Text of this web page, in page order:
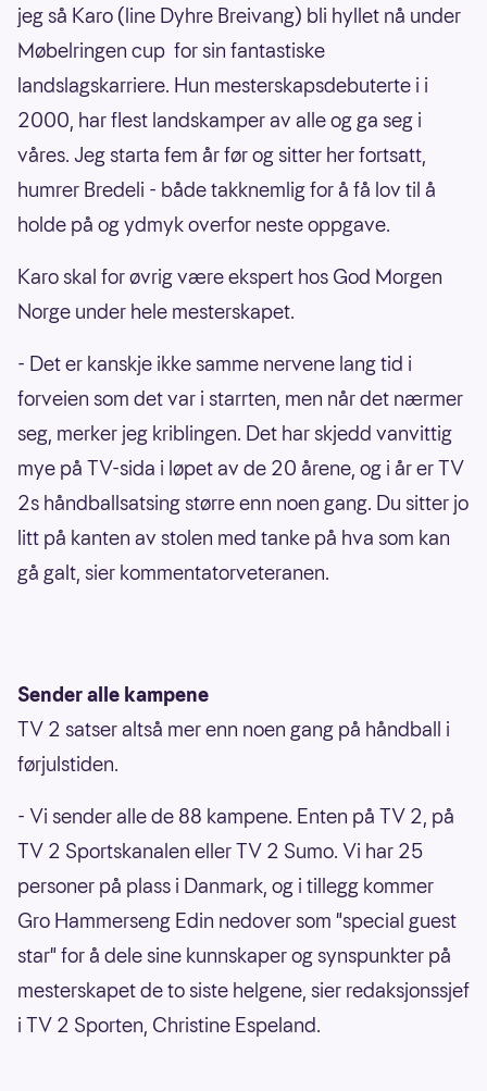
jeg så Karo (line Dyhre Breivang) bli hyllet nå under
Møbelringen cup for sin fantastiske
landslagskarriere. Hun mesterskapsdebuterte i i
2000, har flest landskamper av alle og ga seg i
våres. Jeg starta fem år før og sitter her fortsatt,
humrer Bredeli - både takknemlig for å få lov til å
holde på og ydmyk overfor neste oppgave.
Karo skal for øvrig være ekspert hos God Morgen
Norge under hele mesterskapet.
- Det er kanskje ikke samme nervene lang tid i
forveien som det var i starrten, men når det nærmer
seg, merker jeg kriblingen. Det har skjedd vanvittig
mye på TV-sida i løpet av de 20 årene, og i år er TV
2s håndballsatsing større enn noen gang. Du sitter jo
litt på kanten av stolen med tanke på hva som kan
gå galt, sier kommentatorveteranen.
Sender alle kampene
TV 2 satser altså mer enn noen gang på håndball i
førjulstiden.
- Vi sender alle de 88 kampene. Enten på TV 2, på
TV 2 Sportskanalen eller TV 2 Sumo. Vi har 25
personer på plass i Danmark, og i tillegg kommer
Gro Hammerseng Edin nedover som "special guest
star" for å dele sine kunnskaper og synspunkter på
mesterskapet de to siste helgene, sier redaksjonssjef
i TV 2 Sporten, Christine Espeland.